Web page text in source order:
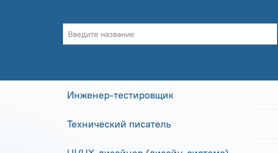
Инженер-тестировщик
Технический писатель